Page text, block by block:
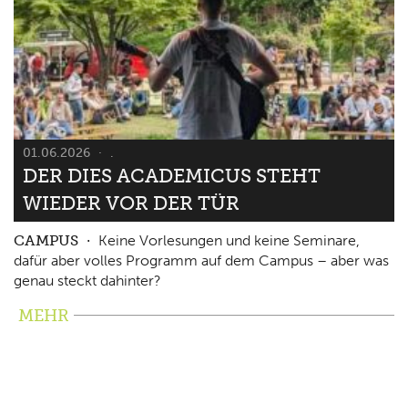
01.06.2026 .
DER DIES ACADEMICUS STEHT
WIEDER VOR DER TÜR
CAMPUS
Keine Vorlesungen und keine Seminare,
dafür aber volles Programm auf dem Campus – aber was
genau steckt dahinter?
MEHR